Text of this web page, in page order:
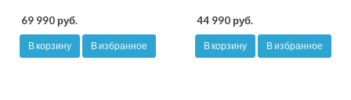
69 990 руб.
В корзину В избранное
44 990 руб.
В корзину В избранное